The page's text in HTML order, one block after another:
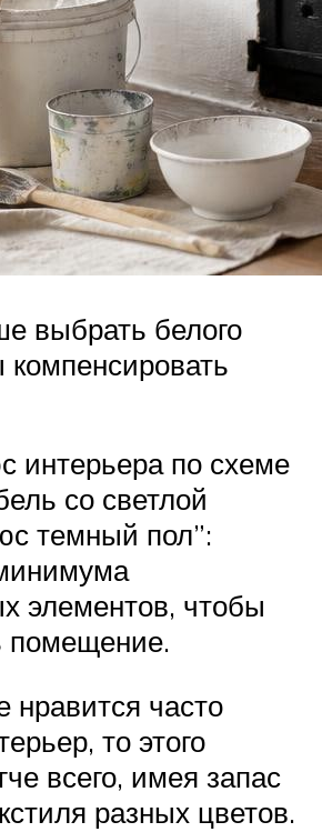
выбрать белого
компенсировать
интерьера по схеме
со светлой
темный пол”:
элементов, чтобы
помещение.
нравится часто
то этого
всего, имея запас
разных цветов.